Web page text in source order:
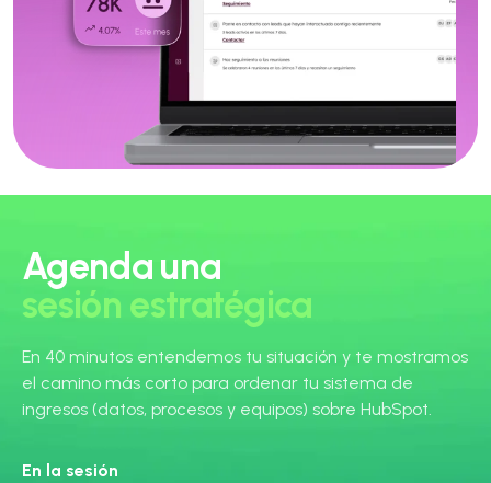
Agenda una
sesión estratégica
En 40 minutos entendemos tu situación y te mostramos
el camino más corto para ordenar tu sistema de
ingresos (datos, procesos y equipos) sobre HubSpot.
En la sesión